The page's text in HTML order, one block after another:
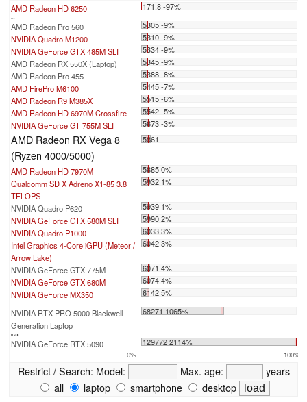
AMD Radeon HD 6250 171.8 -97%
...
AMD Radeon Pro 560
5305 -9%
NVIDIA Quadro M1200
5310 -9%
NVIDIA GeForce GTX 485M SLI
5334 -9%
AMD Radeon RX 550X (Laptop)
5345 -9%
AMD Radeon Pro 455
5388 -8%
AMD FirePro M6100
5445 -7%
AMD Radeon R9 M385X
5515 -6%
AMD Radeon HD 6970M Crossfire
5542 -5%
NVIDIA GeForce GT 755M SLI
5673 -3%
AMD Radeon RX Vega 8
(Ryzen 4000/5000)
5861
AMD Radeon HD 7970M
5885 0%
Qualcomm SD X Adreno X1-85 3.8
TFLOPS
5932 1%
NVIDIA Quadro P620
5939 1%
NVIDIA GeForce GTX 580M SLI
5990 2%
NVIDIA Quadro P1000
6033 3%
Intel Graphics 4-Core iGPU (Meteor /
Arrow Lake)
6042 3%
NVIDIA GeForce GTX 775M
6071 4%
NVIDIA GeForce GTX 680M
6074 4%
NVIDIA GeForce MX350
6142 5%
...
NVIDIA RTX PRO 5000 Blackwell
Generation Laptop
68271 1065%
max:
NVIDIA GeForce RTX 5090 129772 2114%
0% 100%
Restrict / Search: Model: Max. age:
years
all
laptop smartphone desktop